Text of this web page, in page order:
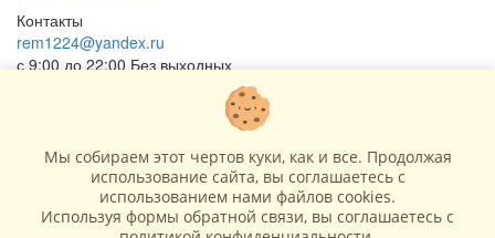
Контакты
rem1224@yandex.ru
с 9:00 до 22:00 Без выходных
Г. Москва ул. Коровинское шоссе 35 стр 2
(с) 2015 - 2026 “SharLime”, копирование контента запрещено и
преследуется законом!
Мы собираем этот чертов куки, как и все. Продолжая
использование сайта, вы соглашаетесь c
использованием нами файлов cookies.
Используя формы обратной связи, вы соглашаетесь с